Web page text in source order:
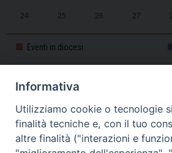
24 25 26 27
Eventi in diocesi
CALENDARIO
Informativa
Utilizziamo cookie o tecnologie
finalità tecniche e, con il tuo
altre finalità ("interazioni e